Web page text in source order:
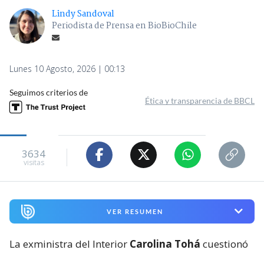
Lindy Sandoval
Periodista de Prensa en BioBioChile
Lunes 10 Agosto, 2026 | 00:13
Seguimos criterios de
Ética y transparencia de BBCL
3634
visitas
VER RESUMEN
La exministra del Interior Carolina Tohá cuestionó